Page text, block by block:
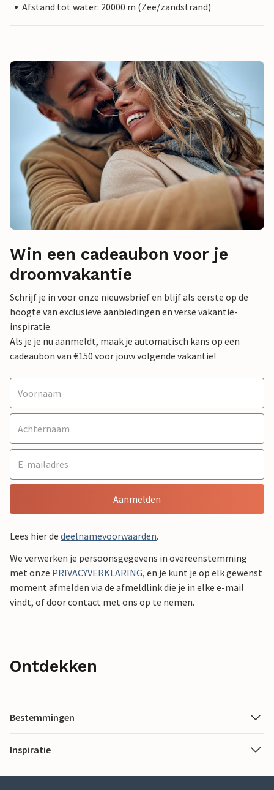
Afstand tot water: 20000 m (Zee/zandstrand)
Win een cadeaubon voor je
droomvakantie
Schrijf je in voor onze nieuwsbrief en blijf als eerste op de
hoogte van exclusieve aanbiedingen en verse vakantie-
inspiratie.
Als je je nu aanmeldt, maak je automatisch kans op een
cadeaubon van €150 voor jouw volgende vakantie!
Aanmelden
Lees hier de deelnamevoorwaarden.
We verwerken je persoonsgegevens in overeenstemming
met onze PRIVACYVERKLARING, en je kunt je op elk gewenst
moment afmelden via de afmeldlink die je in elke e-mail
vindt, of door contact met ons op te nemen.
Ontdekken
Bestemmingen
Inspiratie